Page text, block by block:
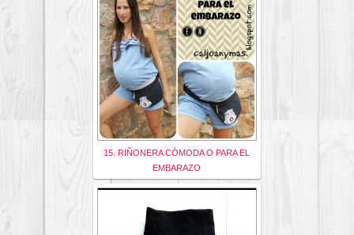
15. RIÑONERA CÓMODA O PARA EL
EMBARAZO